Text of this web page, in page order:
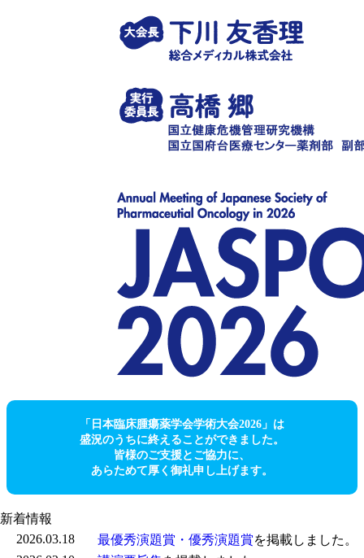
「日本臨床腫瘍薬学会学術大会2026」は
盛況のうちに終えることができました。
皆様のご支援とご協力に、
あらためて厚く御礼申し上げます。
新着情報
2026.03.18
最優秀演題賞・優秀演題賞を掲載しました。